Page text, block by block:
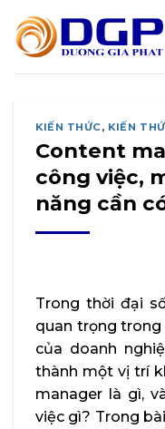
qua
dung
KIẾN THỨC, KIẾN
Content
công việc,
năng cần
Trong thời đại
quan trọng
của doanh
thành một vị trí
manager là gì,
việc gì? Trong